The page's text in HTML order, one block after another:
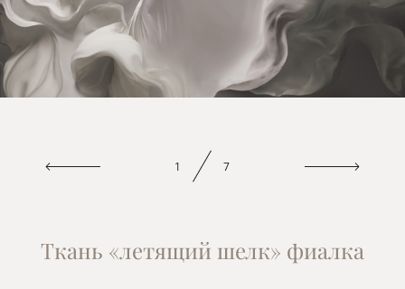
1 7
Ткань «летящий шелк» фиалка